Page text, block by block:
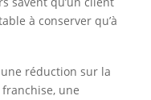
à conserver qu’à
réduction sur la
une